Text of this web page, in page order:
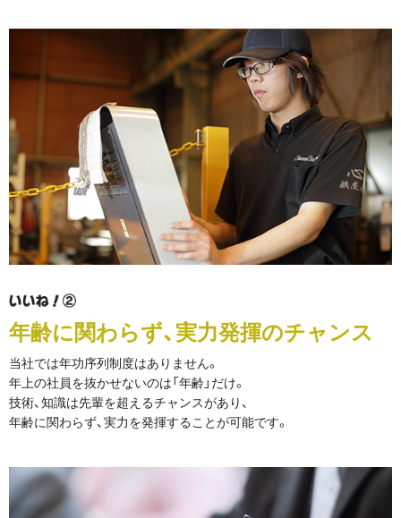
年齢に関わらず、実力発揮のチャンス
当社では年功序列制度はありません。
年上の社員を抜かせないのは「年齢」だけ。
技術、知識は先輩を超えるチャンスがあり、
年齢に関わらず、実力を発揮することが可能です。